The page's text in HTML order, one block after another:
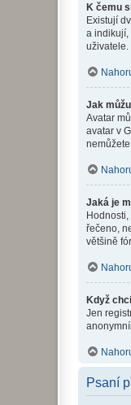
K čemu
Existují
a indikují,
uživatele.
Jak
Avatar
avatar v
Jaká je
řečeno,
většině
Když
Jen
Psaní